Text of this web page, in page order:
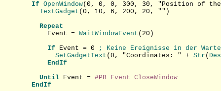
If OpenWindow(0, 0, 0, 300, 30, "Position of the
    TextGadget
(0, 10, 6, 200, 20, "")
Repeat
      Event =
WaitWindowEvent (20)
If Event = 0
; Keine Ereignisse in der
        SetGadgetText
(0, "Coordinates: " + Str (
EndIf
Until Event = #PB_Event_CloseWindow
EndIf